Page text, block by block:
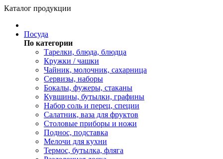
Каталог продукции
Посуда
По категории
Тарелки, блюда, блюдца
Кружки / чашки
Чайник, молочник, сахарница
Сервизы, наборы
Бокалы, фужеры, стаканы
Кувшины, бутылки, графины
Набор соль и перец, специи
Салатник, ваза для фруктов
Столовые приборы и ножи
Поднос, подставка
Мелочи для кухни
Термос, бутылка, фляга